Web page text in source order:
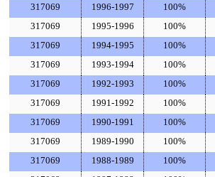
317069 1996-1997 100%
317069 1995-1996 100%
317069 1994-1995 100%
317069 1993-1994 100%
317069 1992-1993 100%
317069 1991-1992 100%
317069 1990-1991 100%
317069 1989-1990 100%
317069 1988-1989 100%